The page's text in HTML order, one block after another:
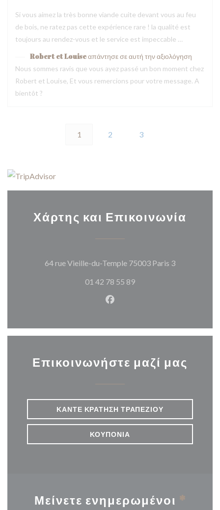
Si vous aimez la très bonne viande cuite devant vous au feu
de bois, ne ratez pas cette expérience rare ! la qualité est
toujours au rendez-vous et le service est impeccable …
Robert et Louiseαπάντησε σε αυτή την αξιολόγηση
Nous sommes ravis que vous ayez passé un bon moment chez
Robert et Louise, Et vous remercions pour votre message. A
bientôt ?
1 2 3
Χάρτης και Επικοινωνία
64 rue Vieille-du-Temple 75003 Paris 3((ανοίγει σε
01 42 78 55 89
Facebook ((ανοίγει σε νέο
Επικοινωνήστε μαζί μας
ΚΆΝΤΕ ΚΡΆΤΗΣΗ ΤΡΑΠΕΖΙΟΎ
ΚΟΥΠΌΝΙΑ
Μείνετε ενημερωμένοι *